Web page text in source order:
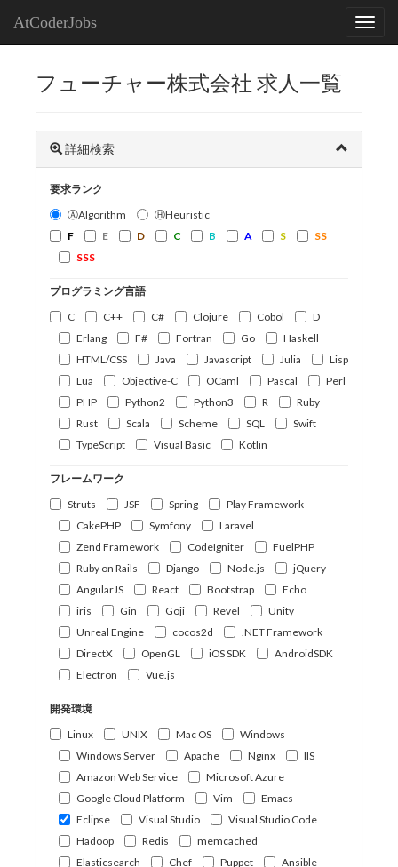
AtCoderJobs
フューチャー株式会社 求人一覧
詳細検索
要求ランク
ⒶAlgorithm
ⒽHeuristic
F
E D C B A S
SS
SSS
プログラミング言語
C
C++ C# Clojure Cobol
D
Erlang
F# Fortran Go
Haskell
HTML/CSS
Java Javascript Julia
Lisp
Lua
Objective-C OCaml Pascal
Perl
PHP
Python2 Python3 R
Ruby
Rust
Scala Scheme SQL
Swift
TypeScript
Visual Basic Kotlin
フレームワーク
Struts
JSF Spring
Play Framework
CakePHP
Symfony
Laravel
Zend Framework
CodeIgniter
FuelPHP
Ruby on Rails
Django Node.js
jQuery
AngularJS
React Bootstrap
Echo
iris
Gin Goji Revel
Unity
Unreal Engine
cocos2d
.NET Framework
DirectX
OpenGL iOS SDK
AndroidSDK
Electron
Vue.js
開発環境
Linux
UNIX Mac OS
Windows
Windows Server
Apache Nginx
IIS
Amazon Web Service
Microsoft Azure
Google Cloud Platform
Vim
Emacs
Eclipse
Visual Studio
Visual Studio Code
Hadoop
Redis
memcached
Elasticsearch
Chef Puppet
Ansible